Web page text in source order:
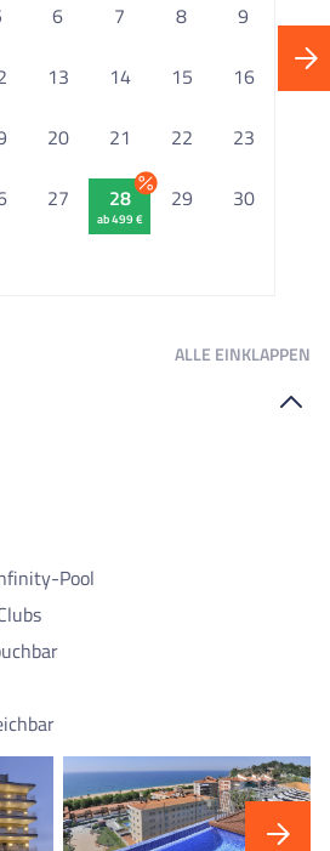
6 7 8 9
13 14 15 16
20 21 22 23
27 28
ab 499 €
29 30
ALLE EINKLAPPEN
Pool